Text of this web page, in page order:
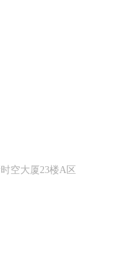
空大厦23楼A区